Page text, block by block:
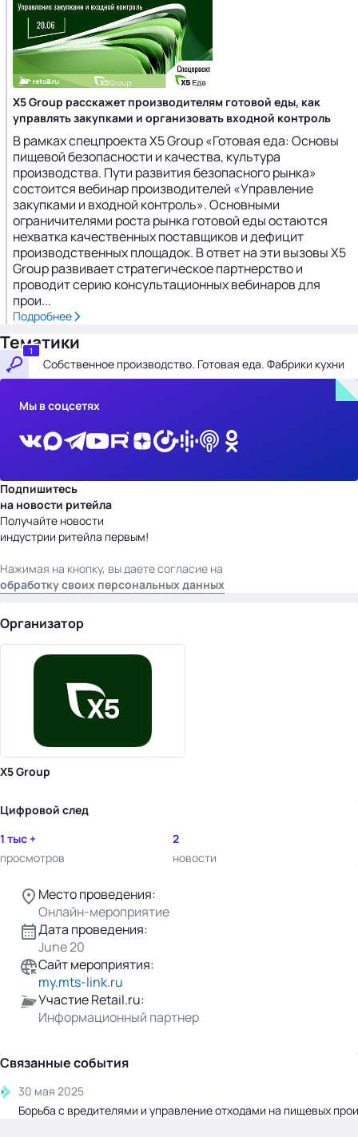
Х5 Group расскажет производителям готовой еды, как
управлять закупками и организовать входной контроль
В рамках спецпроекта Х5 Group «Готовая еда: Основы
пищевой безопасности и качества, культура
производства. Пути развития безопасного рынка»
состоится вебинар производителей «Управление
закупками и входной контроль». Основными
ограничителями роста рынка готовой еды остаются
нехватка качественных поставщиков и дефицит
производственных площадок. В ответ на эти вызовы Х5
Group развивает стратегическое партнерство и
проводит серию консультационных вебинаров для
прои...
Подробнее
Тематики
1
Собственное производство. Готовая еда. Фабрики кухни
Мы в соцсетях
Подпишитесь
на новости ритейла
Получайте новости
индустрии ритейла первым!
Нажимая на кнопку, вы даете согласие на
обработку своих персональных данных
Организатор
X5 Group
Цифровой след
1 тыс +
просмотров
2
новости
Место проведения:
Онлайн-мероприятие
Дата проведения:
June 20
Сайт мероприятия:
my.mts-link.ru
Участие Retail.ru:
Информационный партнер
Связанные события
30 мая 2025
Борьба с вредителями и управление отходами на пищевых